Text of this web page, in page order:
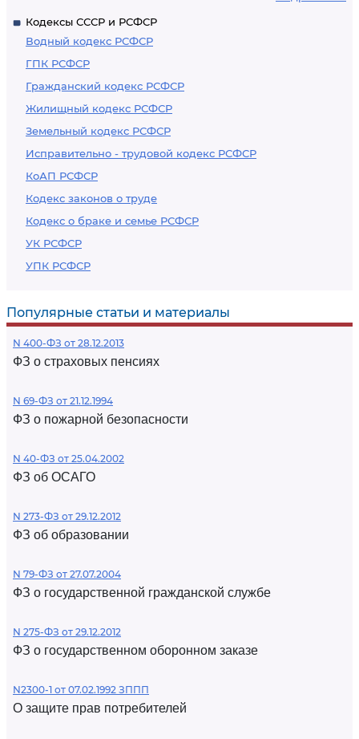
Кодексы СССР и РСФСР
Водный кодекс РСФСР
ГПК РСФСР
Гражданский кодекс РСФСР
Жилищный кодекс РСФСР
Земельный кодекс РСФСР
Исправительно - трудовой кодекс РСФСР
КоАП РСФСР
Кодекс законов о труде
Кодекс о браке и семье РСФСР
УК РСФСР
УПК РСФСР
Популярные статьи и материалы
N 400-ФЗ от 28.12.2013
ФЗ о страховых пенсиях
N 69-ФЗ от 21.12.1994
ФЗ о пожарной безопасности
N 40-ФЗ от 25.04.2002
ФЗ об ОСАГО
N 273-ФЗ от 29.12.2012
ФЗ об образовании
N 79-ФЗ от 27.07.2004
ФЗ о государственной гражданской службе
N 275-ФЗ от 29.12.2012
ФЗ о государственном оборонном заказе
N2300-1 от 07.02.1992 ЗППП
О защите прав потребителей